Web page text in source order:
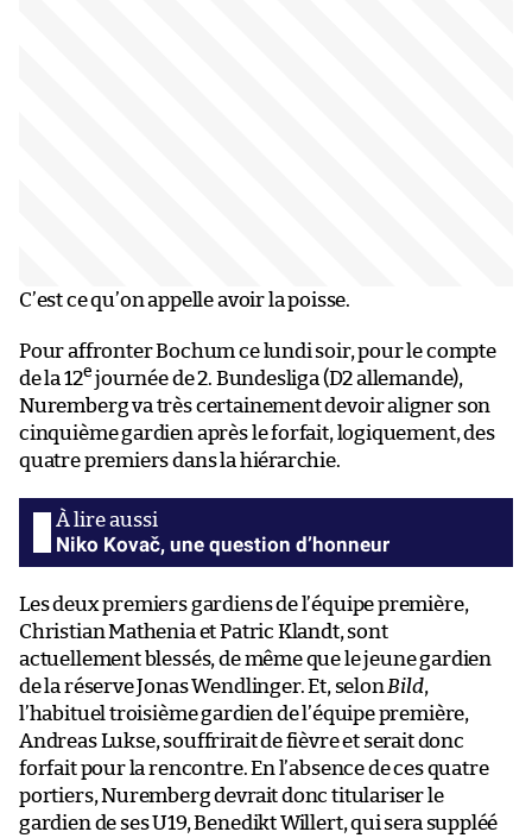
C’est ce qu’on appelle avoir la poisse.
Pour affronter Bochum ce lundi soir, pour le compte
de la 12e journée de 2. Bundesliga (D2 allemande),
Nuremberg va très certainement devoir aligner son
cinquième gardien après le forfait, logiquement, des
quatre premiers dans la hiérarchie.
Niko Kovač, une question d’honneur
Les deux premiers gardiens de l’équipe première,
Christian Mathenia et Patric Klandt, sont
actuellement blessés, de même que le jeune gardien
de la réserve Jonas Wendlinger. Et, selon Bild,
l’habituel troisième gardien de l’équipe première,
Andreas Lukse, souffrirait de fièvre et serait donc
forfait pour la rencontre. En l’absence de ces quatre
portiers, Nuremberg devrait donc titulariser le
gardien de ses U19, Benedikt Willert, qui sera suppléé